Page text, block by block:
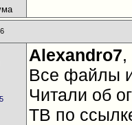
Alexandro7,
Все файлы
Читали об
ТВ по